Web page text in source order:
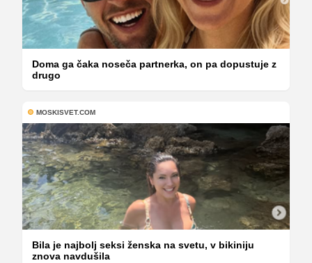
Doma ga čaka noseča partnerka, on pa dopustuje z
drugo
MOSKISVET.COM
Bila je najbolj seksi ženska na svetu, v bikiniju
znova navdušila